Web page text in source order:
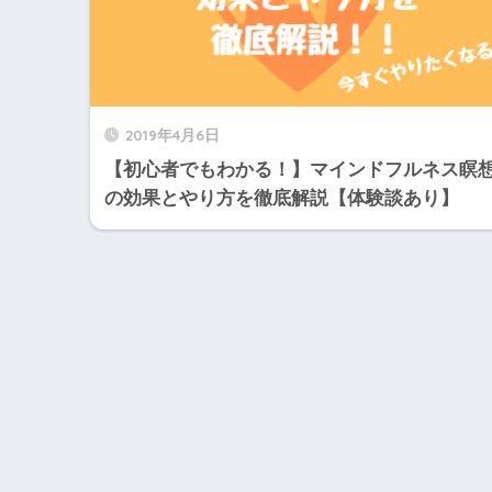
2019年4月6日
【初心者でもわかる！】マインドフルネス瞑
の効果とやり方を徹底解説【体験談あり】